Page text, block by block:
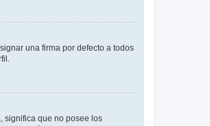
una firma por defecto a todos
significa que no posee los